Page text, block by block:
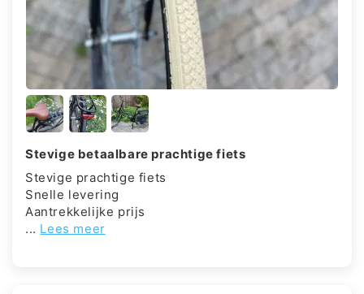
Stevige betaalbare prachtige fiets
Stevige prachtige fiets
Snelle levering
Aantrekkelijke prijs
... Lees meer